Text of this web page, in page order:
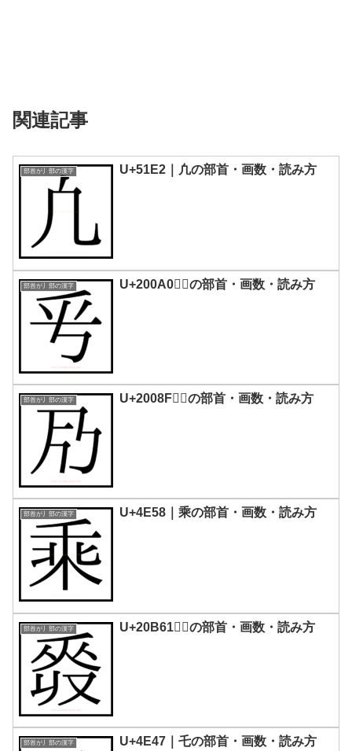
関連記事
部首が丿部の漢字 U+51E2｜凢の部首・画数・読み方
部首が丿部の漢字 U+200A0｜𠂠の部首・画数・読み方
部首が丿部の漢字 U+2008F｜𠂏の部首・画数・読み方
部首が丿部の漢字 U+4E58｜乘の部首・画数・読み方
部首が丿部の漢字 U+20B61｜𠭡の部首・画数・読み方
部首が丿部の漢字 U+4E47｜乇の部首・画数・読み方